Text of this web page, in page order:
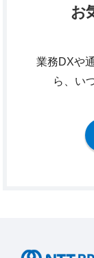
お
業務DXや
ら、い